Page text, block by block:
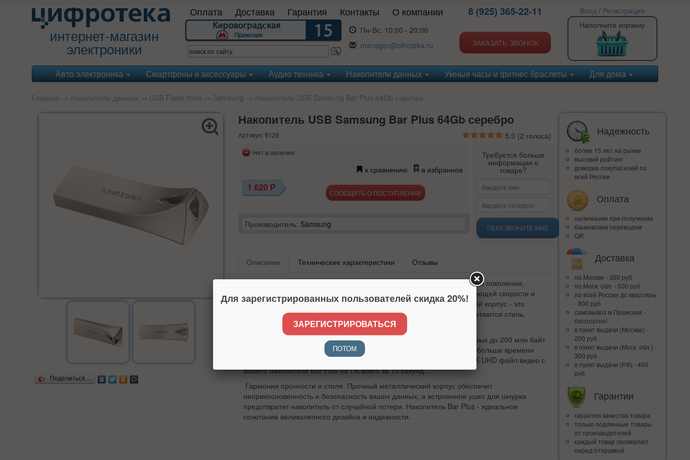
интернет-магазин
электроники
Оплата Доставка Гарантия Контакты О компании
Пн-Вс: 10:00 - 20:00
manager@cifroteka.ru
8 (925) 365-22-11
ЗАКАЗАТЬ ЗВОНОК
Вход/ Регистрация
Наполните корзину
Авто электроника Смартфоны и аксессуары Аудио техника Накопители данных Умные часы и фитнес браслеты Для дома
Главная → Накопители данных → USB Flash drive → Samsung → Накопитель USB Samsung Bar Plus 64Gb серебро
Поделиться…
Накопитель USB Samsung Bar Plus 64Gb серебро
Артикул: 9126 5.0 (2 голоса)
Нет в наличии
к сравнению в избранное
1 620 Р СООБЩИТЬ О ПОСТУПЛЕНИИ
Производитель: Samsung
Требуется больше
информации о
товаре?
ПЕРЕЗВОНИТЕ МНЕ
Описание Технические характеристики Отзывы
Модерн из классики. USB накопитель Bar Plus - это накопитель нового поколения,
который Вы будете использовать ежедневно благодаря его впечатляющей скорости и
эффектному дизайну. Он комфортно лежит в руке, его металлический корпус - это
воплощение минимализма в накопителе, в котором гармонично сочетаются стиль,
скорость и долговечность.
Мгновенное резервирование данных. Высокая скорость чтения данных до 200 млн байт
/ сек. в сочетании с новейшим интерфейсом USB 3.1 освободит вам больше времени
для работы, игры, просмотра видео и творчества. Скопируйте 3ГБ 4K UHD файл видео с
вашего накопителя Bar Plus на ПК всего за 10 секунд.
Гармония прочности и стиля. Прочный металлический корпус обеспечит
неприкосновенность и безопасность ваших данных, а встроенное ушко для шнурка
предотвратит накопитель от случайной потери. Накопитель Bar Plus - идеальное
сочетание великолепного дизайна и надежности.
Надежность
более 15 лет на рынке
высокий рейтинг
доверие покупателей по
всей России
Оплата
наличными при получении
банковским переводом
QR
Доставка
по Москве - 350 руб
по Моск. обл. - 500 руб
по всей Росcии до квартиры
- 800 руб
самовывоз м.Пражская -
бесплатно!
в пункт выдачи (Москва) -
200 руб
в пункт выдачи (Моск. обл.) -
300 руб
в пункт выдачи (РФ) - 400
руб
Гарантии
гарантия качества товара
только подлинные товары
от производителей
каждый товар проверяют
перед отправкой
Для зарегистрированных пользователей скидка 20%!
ЗАРЕГИСТРИРОВАТЬСЯ
ПОТОМ